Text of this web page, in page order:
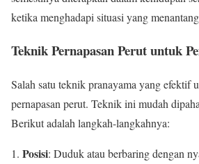
ketika menghadapi situasi yang
Teknik Pernapasan Perut untuk
Salah satu teknik pranayama yang efektif
pernapasan perut. Teknik ini mudah
Berikut adalah langkah-langkahnya:
Posisi: Duduk atau berbaring dengan